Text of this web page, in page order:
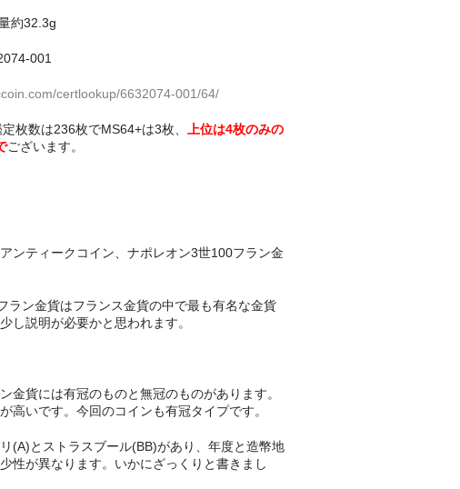
約32.3g
001
certlookup/6632074-001/64/
枚数は236枚でMS64+は3枚、
上位は4枚のみの
ございます。
ンティークコイン、ナポレオン3世100フラン金
ラン金貨はフランス金貨の中で最も有名な金貨
し説明が必要かと思われます。
金貨には有冠のものと無冠のものがあります。
高いです。今回のコインも有冠タイプです。
(A)とストラスブール(BB)があり、年度と造幣地
性が異なります。いかにざっくりと書きまし